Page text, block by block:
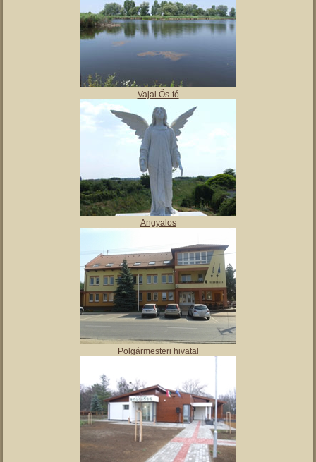
Kiskastély – Vaja szálláshely
Vajai Ős-tó
Angyalos